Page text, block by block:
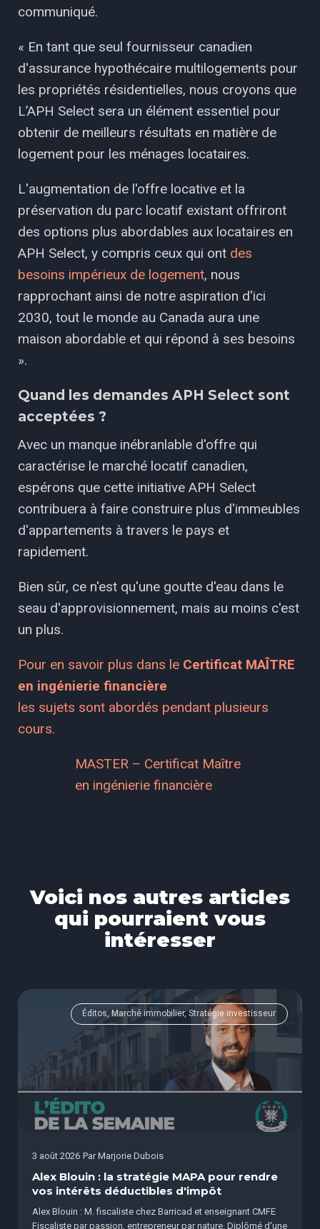
communiqué.
« En tant que seul fournisseur canadien
d'assurance hypothécaire multilogements pour
les propriétés résidentielles, nous croyons que
L’APH Select sera un élément essentiel pour
obtenir de meilleurs résultats en matière de
logement pour les ménages locataires.
L'augmentation de l'offre locative et la
préservation du parc locatif existant offriront
des options plus abordables aux locataires en
APH Select, y compris ceux qui ont des
besoins impérieux de logement, nous
rapprochant ainsi de notre aspiration d'ici
2030, tout le monde au Canada aura une
maison abordable et qui répond à ses besoins
».
Quand les demandes APH Select sont
acceptées ?
Avec un manque inébranlable d'offre qui
caractérise le marché locatif canadien,
espérons que cette initiative APH Select
contribuera à faire construire plus d'immeubles
d'appartements à travers le pays et
rapidement.
Bien sûr, ce n'est qu'une goutte d'eau dans le
seau d'approvisionnement, mais au moins c'est
un plus.
Pour en savoir plus dans le Certificat MAÎTRE
en ingénierie financière
les sujets sont abordés pendant plusieurs
cours.
MASTER – Certificat Maître
en ingénierie financière
Voici nos autres articles
qui pourraient vous
intéresser
Éditos, Marché immobilier, Stratégie investisseur
3 août 2026 Par Marjorie Dubois
Alex Blouin : la stratégie MAPA pour rendre
vos intérêts déductibles d'impôt
Alex Blouin : M. fiscaliste chez Barricad et enseignant CMFE
Fiscaliste par passion, entrepreneur par nature. Diplômé d'une